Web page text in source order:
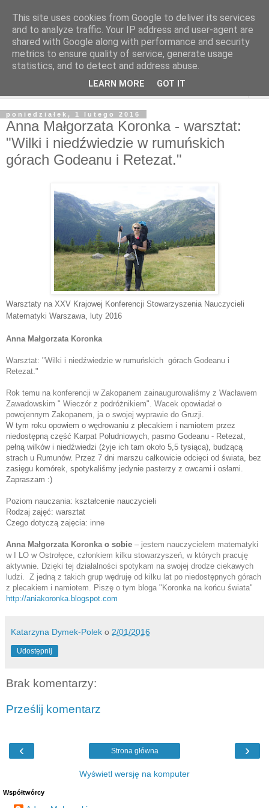
poniedziałek, 1 lutego 2016
Anna Małgorzata Koronka - warsztat:
"Wilki i niedźwiedzie w rumuńskich
górach Godeanu i Retezat."
Warsztaty na XXV Krajowej Konferencji Stowarzyszenia Nauczycieli
Matematyki Warszawa , luty 2016
Anna Małgorzata Koronka
Warsztat: "Wilki i niedźwiedzie w rumuńskich  górach Godeanu i
Retezat."
Rok temu na konferencji w Zakopanem zainaugurowaliśmy z Wacławem
Zawadowskim " Wieczór z podróżnikiem". Wacek opowiadał o
powojennym Zakopanem, ja o swojej wyprawie do Gruzji.
W tym roku opowiem o wędrowaniu z plecakiem i namiotem przez
niedostępną część Karpat Południowych, pasmo Godeanu - Retezat,
pełną wilków i niedźwiedzi (żyje ich tam około 5,5 tysiąca), budzącą
strach u Rumunów. Przez 7 dni marszu całkowicie odcięci od świata, bez
zasięgu komórek, spotykaliśmy jedynie pasterzy z owcami i osłami.
Zapraszam :)
Poziom nauczania: kształcenie nauczycieli
Rodzaj zajęć: warsztat
Czego dotyczą zajęcia: inne
Anna Małgorzata Koronka o sobie – jestem nauczycielem matematyki
w I LO w Ostrołęce, członkiem kilku stowarzyszeń, w których pracuję
aktywnie. Dzięki tej działalności spotykam na swojej drodze ciekawych
ludzi.  Z jedną z takich grup wędruję od kilku lat po niedostępnych górach
http://aniakoronka.blogspot.com
Katarzyna Dymek-Polek o 2/01/2016
Udostępnij
Brak komentarzy:
Prześlij komentarz
‹ ›
Strona główna
Wyświetl wersję na komputer
Współtwórcy
This site uses cookies from Google to deliver its services
and to analyze traffic. Your IP address and user-agent are
shared with Google along with performance and security
metrics to ensure quality of service, generate usage
statistics, and to detect and address abuse.
LEARN MORE GOT IT